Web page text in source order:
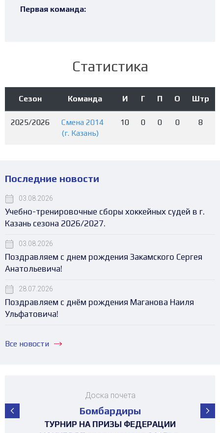
Первая команда:
Статистика
Сезон Команда И Г П О Штр
2025/2026
Смена 2014
(г. Казань)
10 0 0 0 8
Последние новости
03.08.2026
Учебно-тренировочные сборы хоккейных судей в г.
Казань сезона 2026/2027.
03.08.2026
Поздравляем с днем рождения Закамского Сергея
Анатольевича!
28.07.2026
Поздравляем с днём рождения Маганова Наиля
Ульфатовича!
Все новости
Доска почета
Бомбардиры
МАТЧ ЗВЁЗД ПЕРВЕНСТВА РТ среди
ПЕРВЕНСТВО РЕСПУБЛИКИ ТАТАРСТАН
ПЕРВЕНСТВО РЕСПУБЛИКИ ТАТАРСТАН
ТУРНИР НА ПРИЗЫ ФЕДЕРАЦИИ
ПЕРВЕНСТВО РЕСПУБЛИКИ ТАТАРСТАН
ТУРНИР НА ПРИЗЫ ФЕДЕРАЦИИ
ПЕРВЕНСТВО РЕСПУБЛИКИ ТАТАРСТАН
ПЕРВЕНСТВО РЕСПУБЛИКИ ТАТАРСТАН
ТУРНИР 4х4 ПОСВЯЩЕННЫЙ "ДНЮ
ПЕРВЕНСТВО РЕСПУБЛИКИ ТАТАРСТАН
МАТЧ ЗВЁЗД ПЕРВЕНСТВА РТ среди
ПЕРВЕНСТВО РЕСПУБЛИКИ ТАТАРСТАН